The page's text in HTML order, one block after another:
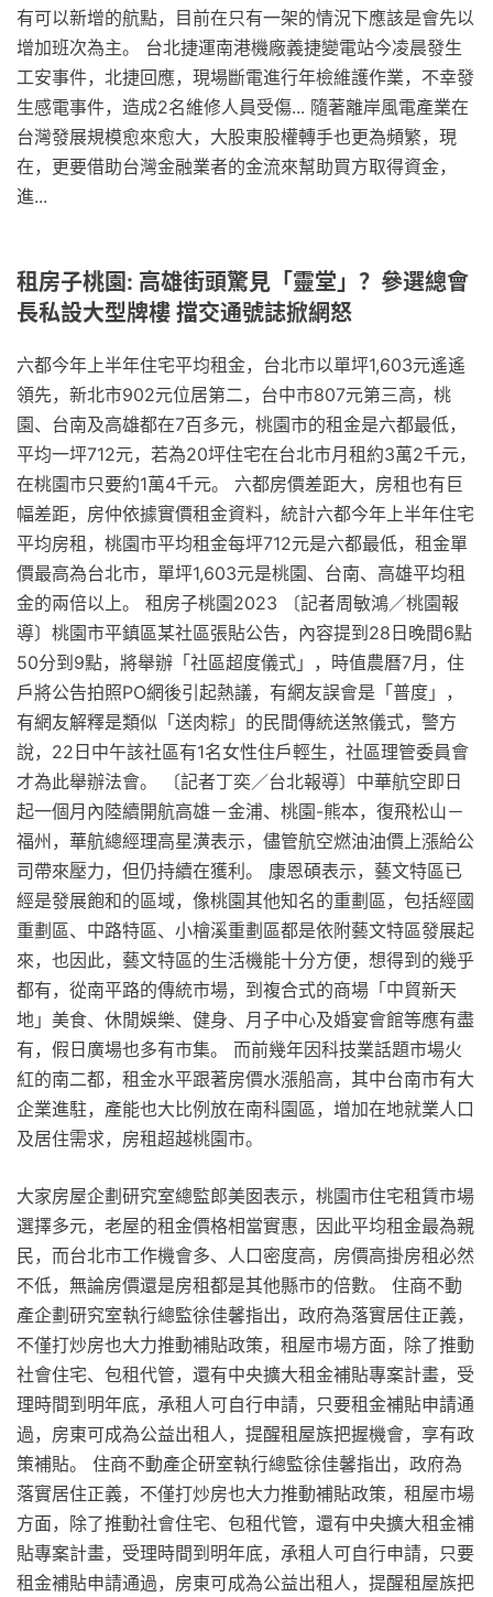
有可以新增的航點，目前在只有一架的情況下應該是會先以
增加班次為主。 台北捷運南港機廠義捷變電站今凌晨發生
工安事件，北捷回應，現場斷電進行年檢維護作業，不幸發
生感電事件，造成2名維修人員受傷... 隨著離岸風電產業在
台灣發展規模愈來愈大，大股東股權轉手也更為頻繁，現
在，更要借助台灣金融業者的金流來幫助買方取得資金，
進...
租房子桃園: 高雄街頭驚見「靈堂」？參選總會
長私設大型牌樓 擋交通號誌掀網怒
六都今年上半年住宅平均租金，台北市以單坪1,603元遙遙
領先，新北市902元位居第二，台中市807元第三高，桃
園、台南及高雄都在7百多元，桃園市的租金是六都最低，
平均一坪712元，若為20坪住宅在台北市月租約3萬2千元，
在桃園市只要約1萬4千元。 六都房價差距大，房租也有巨
幅差距，房仲依據實價租金資料，統計六都今年上半年住宅
平均房租，桃園市平均租金每坪712元是六都最低，租金單
價最高為台北市，單坪1,603元是桃園、台南、高雄平均租
金的兩倍以上。 租房子桃園2023 〔記者周敏鴻／桃園報
導〕桃園市平鎮區某社區張貼公告，內容提到28日晚間6點
50分到9點，將舉辦「社區超度儀式」，時值農曆7月，住
戶將公告拍照PO網後引起熱議，有網友誤會是「普度」，
有網友解釋是類似「送肉粽」的民間傳統送煞儀式，警方
說，22日中午該社區有1名女性住戶輕生，社區理管委員會
才為此舉辦法會。 〔記者丁奕／台北報導〕中華航空即日
起一個月內陸續開航高雄－金浦、桃園-熊本，復飛松山－
福州，華航總經理高星潢表示，儘管航空燃油油價上漲給公
司帶來壓力，但仍持續在獲利。 康恩碩表示，藝文特區已
經是發展飽和的區域，像桃園其他知名的重劃區，包括經國
重劃區、中路特區、小檜溪重劃區都是依附藝文特區發展起
來，也因此，藝文特區的生活機能十分方便，想得到的幾乎
都有，從南平路的傳統市場，到複合式的商場「中貿新天
地」美食、休閒娛樂、健身、月子中心及婚宴會館等應有盡
有，假日廣場也多有市集。 而前幾年因科技業話題市場火
紅的南二都，租金水平跟著房價水漲船高，其中台南市有大
企業進駐，產能也大比例放在南科園區，增加在地就業人口
及居住需求，房租超越桃園市。
大家房屋企劃研究室總監郎美囡表示，桃園市住宅租賃市場
選擇多元，老屋的租金價格相當實惠，因此平均租金最為親
民，而台北市工作機會多、人口密度高，房價高掛房租必然
不低，無論房價還是房租都是其他縣市的倍數。 住商不動
產企劃研究室執行總監徐佳馨指出，政府為落實居住正義，
不僅打炒房也大力推動補貼政策，租屋市場方面，除了推動
社會住宅、包租代管，還有中央擴大租金補貼專案計畫，受
理時間到明年底，承租人可自行申請，只要租金補貼申請通
過，房東可成為公益出租人，提醒租屋族把握機會，享有政
策補貼。 住商不動產企研室執行總監徐佳馨指出，政府為
落實居住正義，不僅打炒房也大力推動補貼政策，租屋市場
方面，除了推動社會住宅、包租代管，還有中央擴大租金補
貼專案計畫，受理時間到明年底，承租人可自行申請，只要
租金補貼申請通過，房東可成為公益出租人，提醒租屋族把